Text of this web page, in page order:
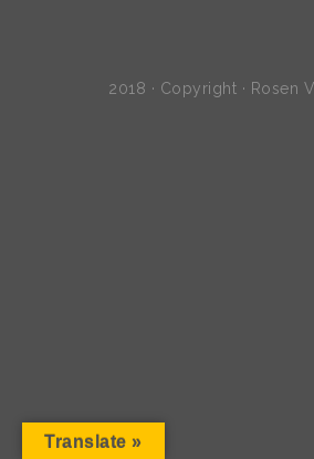
2018 · Copyright · Rosen
Translate »